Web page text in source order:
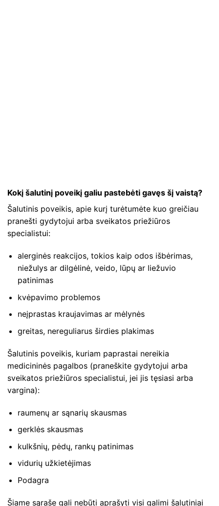
Kokį šalutinį poveikį galiu pastebėti gavęs šį vaistą?
Šalutinis poveikis, apie kurį turėtumėte kuo greičiau
pranešti gydytojui arba sveikatos priežiūros
specialistui:
alerginės reakcijos, tokios kaip odos išbėrimas,
niežulys ar dilgėlinė, veido, lūpų ar liežuvio
patinimas
kvėpavimo problemos
neįprastas kraujavimas ar mėlynės
greitas, nereguliarus širdies plakimas
Šalutinis poveikis, kuriam paprastai nereikia
medicininės pagalbos (praneškite gydytojui arba
sveikatos priežiūros specialistui, jei jis tęsiasi arba
vargina):
raumenų ar sąnarių skausmas
gerklės skausmas
kulkšnių, pėdų, rankų patinimas
vidurių užkietėjimas
Podagra
Šiame sąraše gali nebūti aprašyti visi galimi šalutiniai